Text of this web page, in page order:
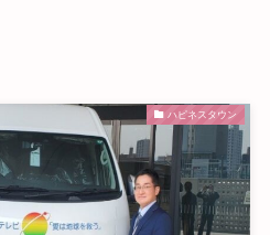
ハピネスタウン